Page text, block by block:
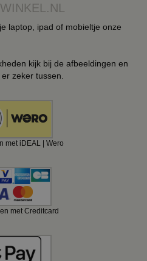
laptop, ipad of mobieltje onze
kijk bij de afbeeldingen en
zeker tussen.
met iDEAL | Wero
met Creditcard